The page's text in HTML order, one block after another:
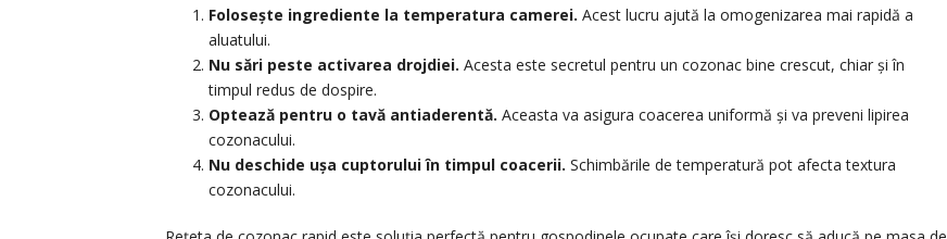
Folosește ingrediente la temperatura camerei. Acest lucru ajută la omogenizarea mai rapidă a
aluatului.
Nu sări peste activarea drojdiei. Acesta este secretul pentru un cozonac bine crescut, chiar și în
timpul redus de dospire.
Optează pentru o tavă antiaderentă. Aceasta va asigura coacerea uniformă și va preveni lipirea
cozonacului.
Nu deschide ușa cuptorului în timpul coacerii. Schimbările de temperatură pot afecta textura
cozonacului.